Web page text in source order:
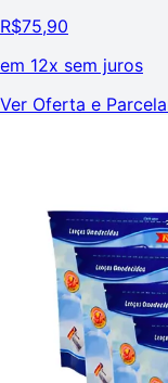
R$75,90
em 12x sem juros
Ver Oferta e